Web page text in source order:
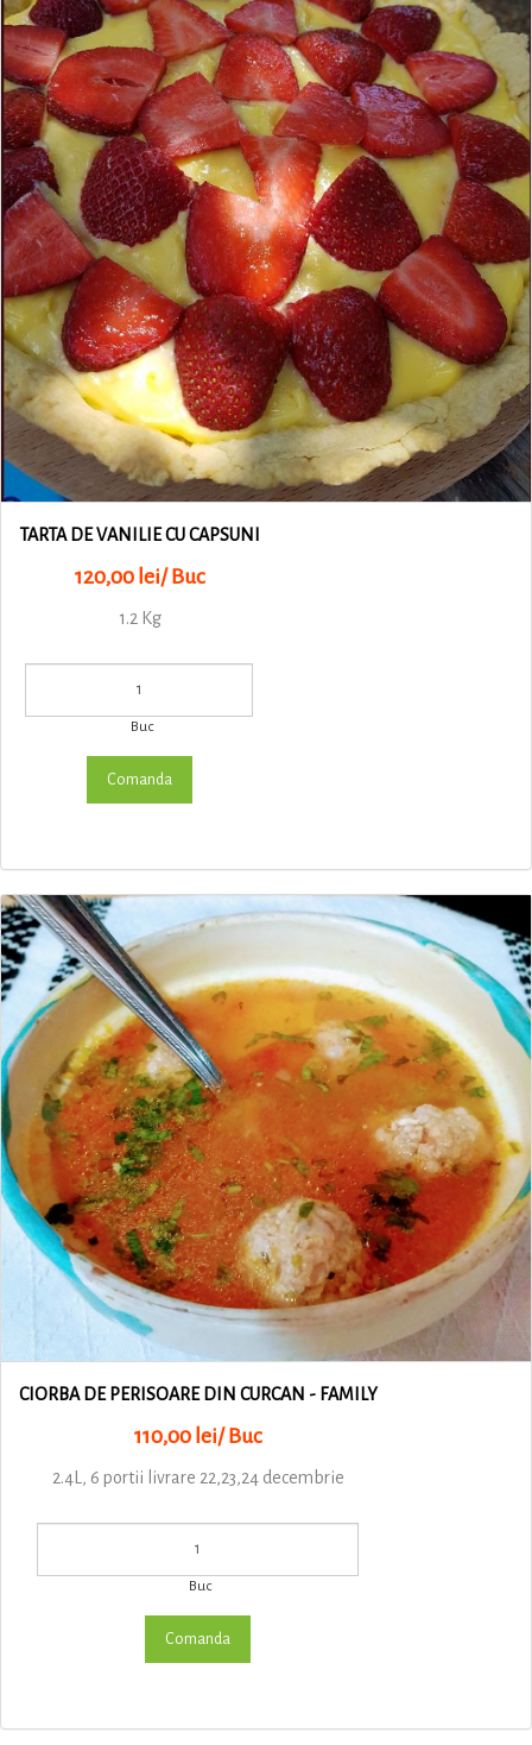
TARTA DE VANILIE CU CAPSUNI
120,00 lei/ Buc
1.2 Kg
Buc
CIORBA DE PERISOARE DIN CURCAN - FAMILY
110,00 lei/ Buc
2.4L, 6 portii livrare 22,23,24 decembrie
Buc